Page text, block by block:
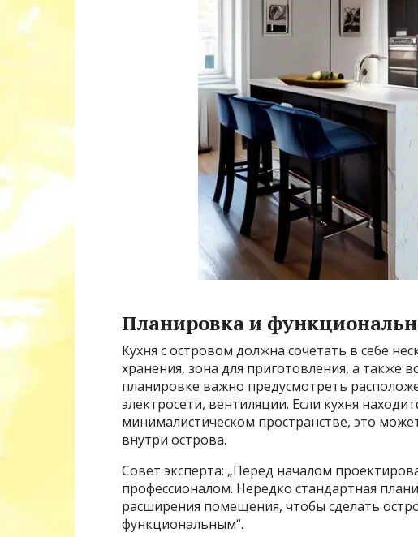
Планировка и
Кухня с островом должна сочетать в себе
хранения, зона для приготовления, а также
планировке важно предусмотреть
электросети, вентиляции. Если кухня
минималистическом пространстве, это
внутри острова.
Совет эксперта: „Перед началом
профессионалом. Нередко стандартная
расширения помещения, чтобы сделать
функциональным“.